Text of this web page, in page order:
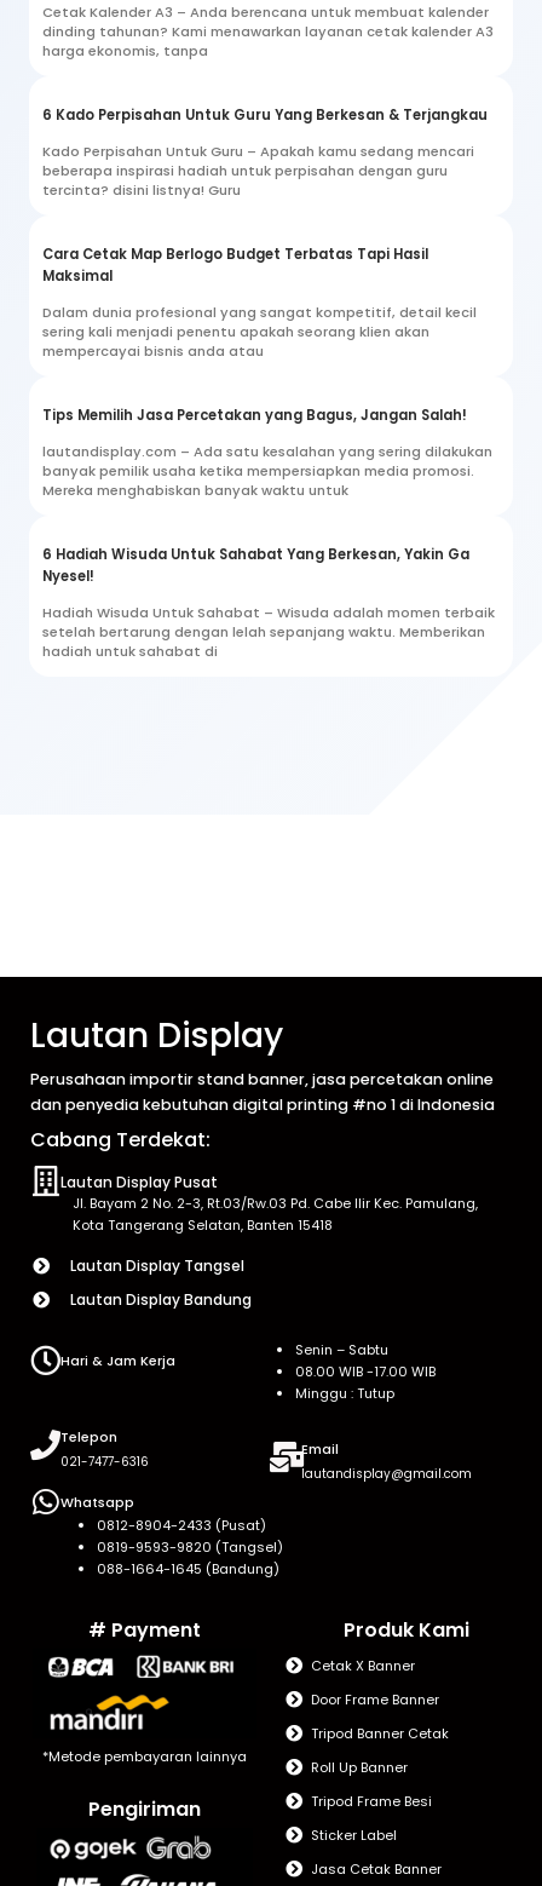
Cetak Kalender A3 – Anda berencana untuk membuat kalender
dinding tahunan? Kami menawarkan layanan cetak kalender A3
harga ekonomis, tanpa
6 Kado Perpisahan Untuk Guru Yang Berkesan & Terjangkau
Kado Perpisahan Untuk Guru – Apakah kamu sedang mencari
beberapa inspirasi hadiah untuk perpisahan dengan guru
tercinta? disini listnya! Guru
Cara Cetak Map Berlogo Budget Terbatas Tapi Hasil
Maksimal
Dalam dunia profesional yang sangat kompetitif, detail kecil
sering kali menjadi penentu apakah seorang klien akan
mempercayai bisnis anda atau
Tips Memilih Jasa Percetakan yang Bagus, Jangan Salah!
lautandisplay.com – Ada satu kesalahan yang sering dilakukan
banyak pemilik usaha ketika mempersiapkan media promosi.
Mereka menghabiskan banyak waktu untuk
6 Hadiah Wisuda Untuk Sahabat Yang Berkesan, Yakin Ga
Nyesel!
Hadiah Wisuda Untuk Sahabat – Wisuda adalah momen terbaik
setelah bertarung dengan lelah sepanjang waktu. Memberikan
hadiah untuk sahabat di
Lautan Display
Perusahaan importir stand banner, jasa percetakan online
dan penyedia kebutuhan digital printing #no 1 di Indonesia
Cabang Terdekat:
Lautan Display Pusat
Jl. Bayam 2 No. 2-3, Rt.03/Rw.03 Pd. Cabe Ilir Kec. Pamulang,
Kota Tangerang Selatan, Banten 15418
Lautan Display Tangsel
Lautan Display Bandung
Hari & Jam Kerja
Senin – Sabtu
08.00 WIB -17.00 WIB
Minggu : Tutup
Telepon
021-7477-6316
Email
lautandisplay@gmail.com
Whatsapp
0812-8904-2433 (Pusat)
0819-9593-9820 (Tangsel)
088-1664-1645 (Bandung)
# Payment
*Metode pembayaran lainnya
Pengiriman
Produk Kami
Cetak X Banner
Door Frame Banner
Tripod Banner Cetak
Roll Up Banner
Tripod Frame Besi
Sticker Label
Jasa Cetak Banner